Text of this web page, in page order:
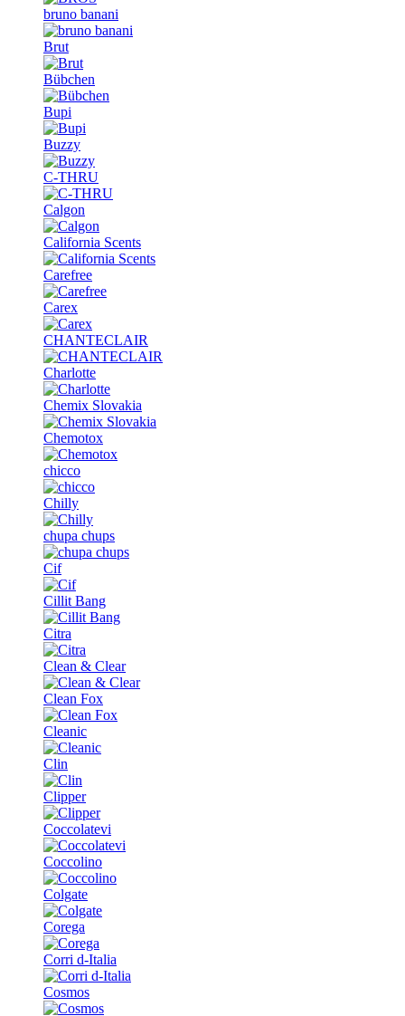
bruno banani
Brut
Bübchen
Bupi
Buzzy
C-THRU
Calgon
California Scents
Carefree
Carex
CHANTECLAIR
Charlotte
Chemix Slovakia
Chemotox
chicco
Chilly
chupa chups
Cif
Cillit Bang
Citra
Clean & Clear
Clean Fox
Cleanic
Clin
Clipper
Coccolatevi
Coccolino
Colgate
Corega
Corri d-Italia
Cosmos